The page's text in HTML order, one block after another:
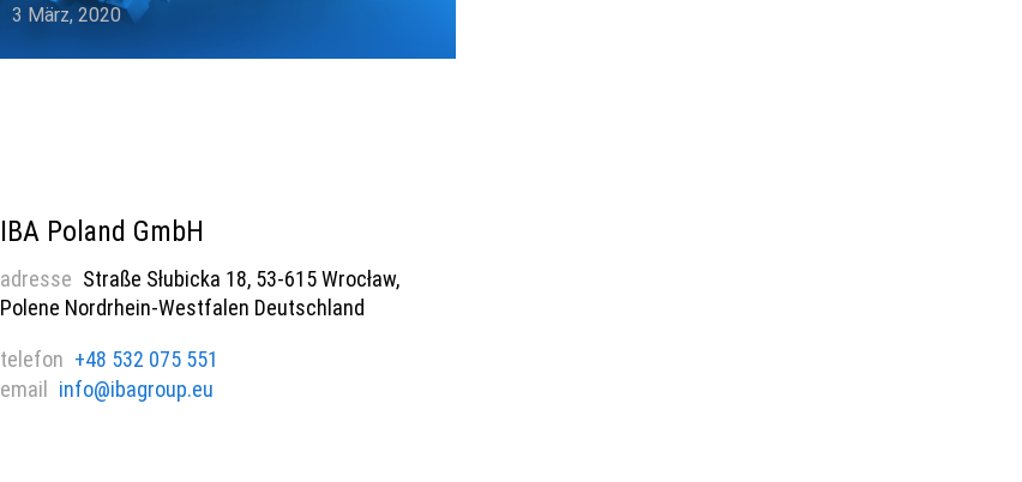
3 März, 2020
IBA Poland GmbH
adresse Straße Słubicka 18, 53-615 Wrocław,
Polene Nordrhein-Westfalen Deutschland
telefon +48 532 075 551
email
info@ibagroup.eu